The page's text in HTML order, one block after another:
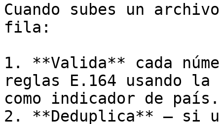
Cuando subes un
fila:
1. **Valida** cada
reglas E.164 usando la
como indicador de país.
2. **Deduplica** — si